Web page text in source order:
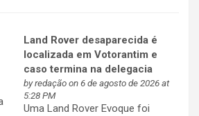
Land Rover desaparecida é
localizada em Votorantim e
caso termina na delegacia
byredaçãoon 6 de agosto de 2026 at
5:28 PM
Uma Land Rover Evoque foi